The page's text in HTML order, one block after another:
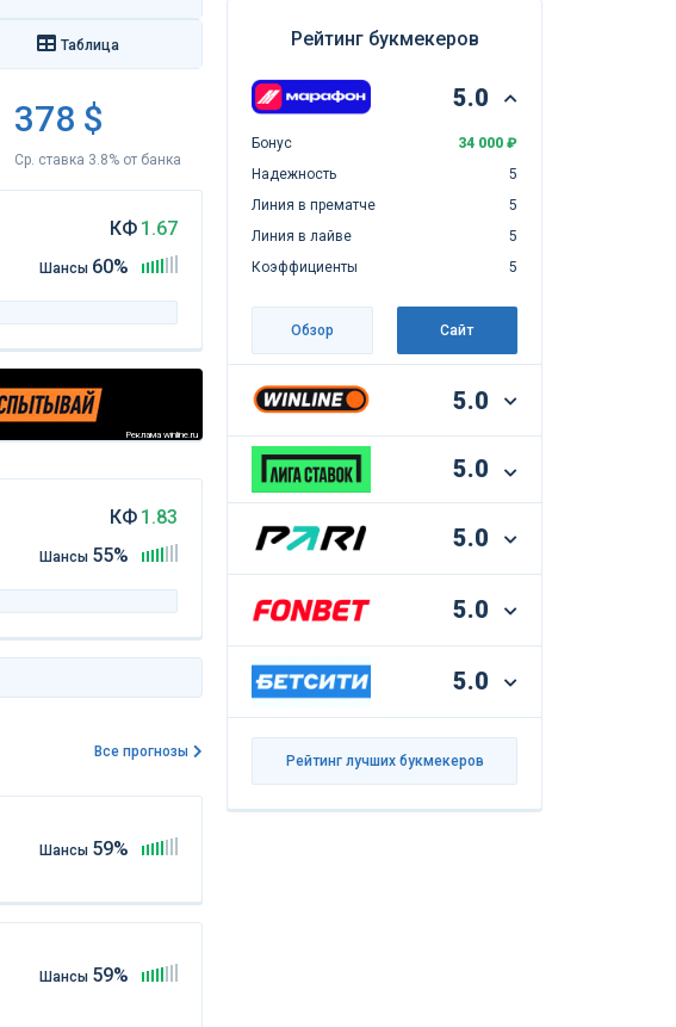
Таблица
378 $
Ср. ставка 3.8% от банка
КФ 1.67
Шансы 60%
Реклама winline.ru
КФ 1.83
Шансы 55%
Все прогнозы
Шансы 59%
Шансы 59%
Рейтинг букмекеров
5.0
Бонус
34 000 ₽
Надежность
5
Линия в прематче
5
Линия в лайве
5
Коэффициенты
5
Обзор Сайт
5.0
5.0
5.0
5.0
5.0
Рейтинг лучших букмекеров